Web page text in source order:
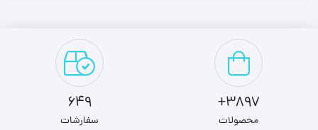
3897+
محصولات
649
سفارشات